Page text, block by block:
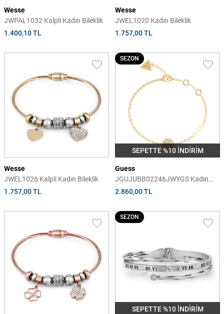
Wesse
JWPAL1032 Kalpli Kadın Bileklik
1.400,10 TL
Wesse
JWEL1020 Kadın Bileklik
1.757,00 TL
Wesse
JWEL1026 Kalpli Kadın Bileklik
1.757,00 TL
SEPETTE %10 İNDİRİM
SEZON
Guess
JGUJUBB02246JWYGS Kadın
Bileklik
2.860,00 TL
SEPETTE %10 İNDİRİM
SEZON